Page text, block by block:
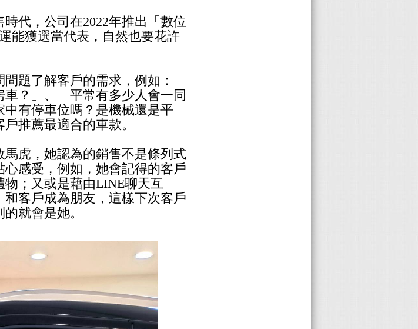
代，公司在2022年推出「數位
能獲選當代表，自然也要花許
題了解客戶的需求，例如：
車？」、「平常有多少人會一同
有停車位嗎？是機械還是平
推薦最適合的車款。
虎，她認為的銷售不是條列式
感受，例如，她會記得的客戶
；又或是藉由LINE聊天互
客戶成為朋友，這樣下次客戶
就會是她。